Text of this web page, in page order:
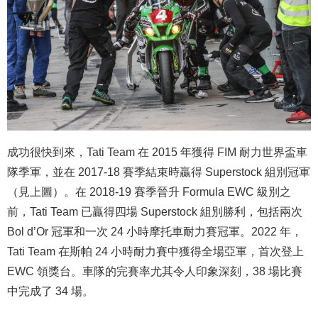
成功很快到來，Tati Team 在 2015 年獲得 FIM 耐力世界盃車
隊季軍，並在 2017-18 賽季結束時贏得 Superstock 組別冠軍
（見上圖）。在 2018-19 賽季晉升 Formula EWC 級別之
前，Tati Team 已贏得四場 Superstock 組別勝利，包括兩次
Bol d’Or 冠軍和一次 24 小時摩托車耐力賽冠軍。2022 年，
Tati Team 在斯帕 24 小時耐力賽中獲得全場亞軍，首次登上
EWC 領獎台。車隊的完賽率尤其令人印象深刻，38 場比賽
中完成了 34 場。